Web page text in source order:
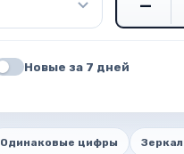
Новые за 7 дней
Одинаковые цифры